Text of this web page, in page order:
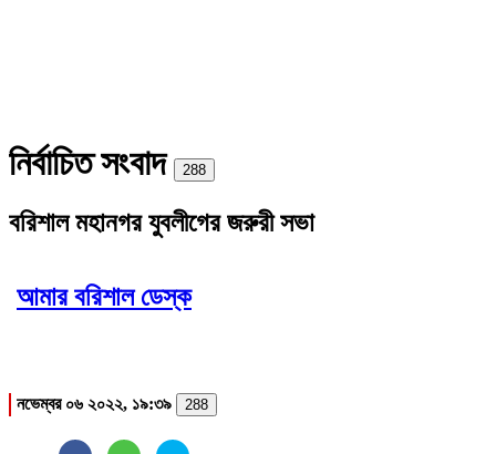
নির্বাচিত সংবাদ 288
বরিশাল মহানগর যুবলীগের জরুরী সভা
আমার বরিশাল ডেস্ক
নভেম্বর ০৬ ২০২২, ১৯:৩৯ 288